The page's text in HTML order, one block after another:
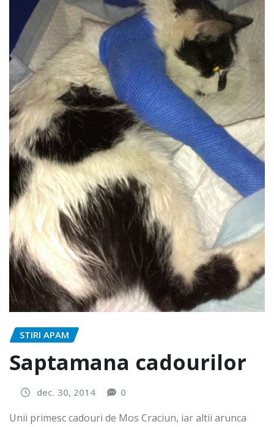
STIRI APAM
Saptamana cadourilor
dec. 30, 2014 0
Unii primesc cadouri de Mos Craciun, iar altii arunca